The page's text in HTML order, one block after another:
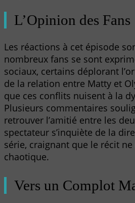
L’Opinion des Fans
Les réactions à cet épisode
nombreux fans se sont
sociaux, certains déplorant
de la relation entre Matty et
que ces conflits nuisent à la
Plusieurs commentaires
retrouver l’amitié entre les
spectateur s’inquiète de la
série, craignant que le récit
chaotique.
Vers un Complot